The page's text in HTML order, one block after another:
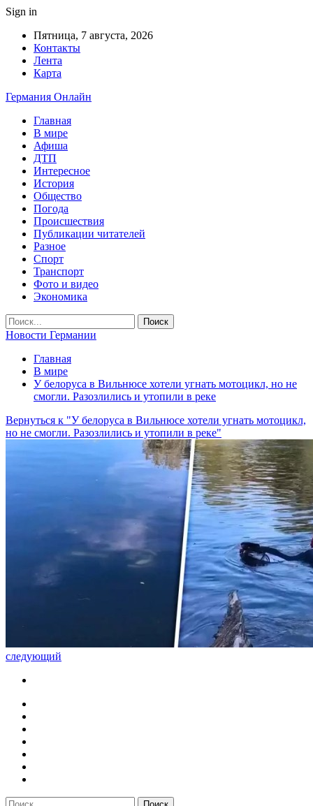
Sign in
Пятница, 7 августа, 2026
Контакты
Лента
Карта
Германия Онлайн
Главная
В мире
Афиша
ДТП
Интересное
История
Общество
Погода
Происшествия
Публикации читателей
Разное
Спорт
Транспорт
Фото и видео
Экономика
Новости Германии
Главная
В мире
У белоруса в Вильнюсе хотели угнать мотоцикл, но не
смогли. Разозлились и утопили в реке
Вернуться к "У белоруса в Вильнюсе хотели угнать мотоцикл,
но не смогли. Разозлились и утопили в реке"
следующий